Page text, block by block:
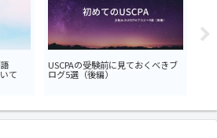
て
USCPAの受験前に見ておくべきブ
ログ5選（後編）